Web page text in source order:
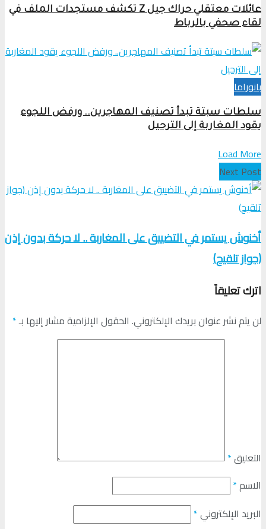
عائلات معتقلي حراك جيل Z تكشف مستجدات الملف في
لقاء صحفي بالرباط
بانوراما
سلطات سبتة تبدأ تصنيف المهاجرين.. ورفض اللجوء
يقود المغاربة إلى الترحيل
Load More
Next Post
أخنوش يستمر في التضييق على المغاربة .. لا حركة بدون إذن
(جواز تلقيح)
اترك تعليقاً
لن يتم نشر عنوان بريدك الإلكتروني. الحقول الإلزامية مشار إليها بـ*
التعليق*
الاسم*
البريد الإلكتروني*